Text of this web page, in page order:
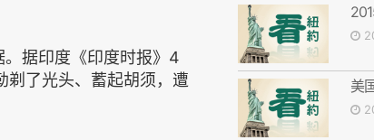
据印度《印度时报》4
剃了光头、蓄起胡须，遭
美